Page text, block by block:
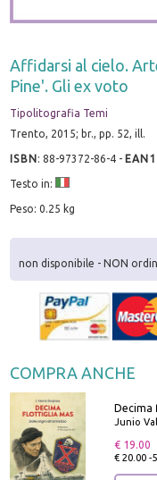
Affidarsi al cielo.
Pine'. Gli ex voto
Tipolitografia Temi
Trento, 2015; br., pp. 52, ill.
ISBN:88-97372-86-4 -
Testo in:
Peso: 0.25 kg
non disponibile - NON
COMPRA ANCHE
Decima
Junio
€ 19.00
€ 20.00 -